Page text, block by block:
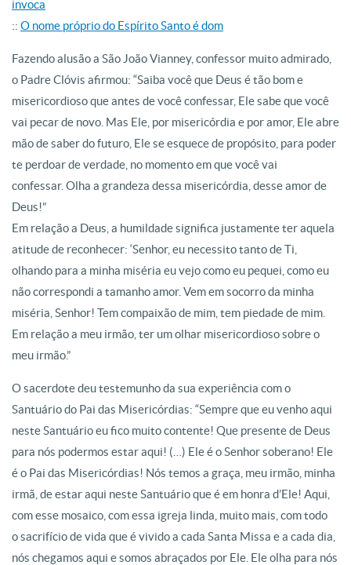
invoca
:: O nome próprio do Espírito Santo é dom
Fazendo alusão a São João Vianney, confessor muito admirado,
o Padre Clóvis afirmou: “Saiba você que Deus é tão bom e
misericordioso que antes de você confessar, Ele sabe que você
vai pecar de novo. Mas Ele, por misericórdia e por amor, Ele abre
mão de saber do futuro, Ele se esquece de propósito, para poder
te perdoar de verdade, no momento em que você vai
confessar. Olha a grandeza dessa misericórdia, desse amor de
Deus!”
Em relação a Deus, a humildade significa justamente ter aquela
atitude de reconhecer: ‘Senhor, eu necessito tanto de Ti,
olhando para a minha miséria eu vejo como eu pequei, como eu
não correspondi a tamanho amor. Vem em socorro da minha
miséria, Senhor! Tem compaixão de mim, tem piedade de mim.
Em relação a meu irmão, ter um olhar misericordioso sobre o
meu irmão.”
O sacerdote deu testemunho da sua experiência com o
Santuário do Pai das Misericórdias: “Sempre que eu venho aqui
neste Santuário eu fico muito contente! Que presente de Deus
para nós podermos estar aqui! (…) Ele é o Senhor soberano! Ele
é o Pai das Misericórdias! Nós temos a graça, meu irmão, minha
irmã, de estar aqui neste Santuário que é em honra d’Ele! Aqui,
com esse mosaico, com essa igreja linda, muito mais, com todo
o sacrifício de vida que é vivido a cada Santa Missa e a cada dia,
nós chegamos aqui e somos abraçados por Ele. Ele olha para nós